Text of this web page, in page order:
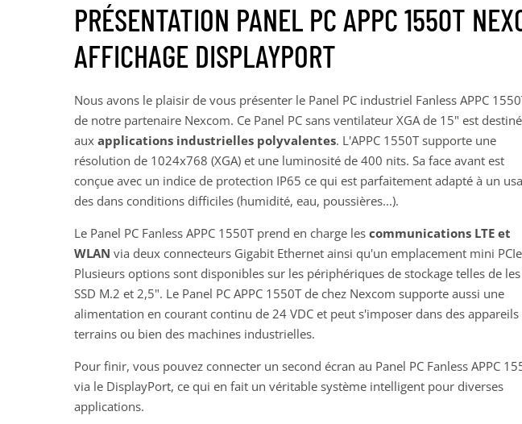
PRÉSENTATION PANEL PC APPC 1550T
AFFICHAGE DISPLAYPORT
Nous avons le plaisir de vous présenter le Panel PC industriel Fanless APPC
de notre partenaire Nexcom. Ce Panel PC sans ventilateur XGA de 15" est destiné
aux applications industrielles polyvalentes. L'APPC 1550T supporte une
résolution de 1024x768 (XGA) et une luminosité de 400 nits. Sa face avant est
conçue avec un indice de protection IP65 ce qui est parfaitement adapté à un
des dans conditions difficiles (humidité, eau, poussières...).
Le Panel PC Fanless APPC 1550T prend en charge les communications LTE et
WLAN via deux connecteurs Gigabit Ethernet ainsi qu'un emplacement mini
Plusieurs options sont disponibles sur les périphériques de stockage telles de les
SSD M.2 et 2,5". Le Panel PC APPC 1550T de chez Nexcom supporte aussi une
alimentation en courant continu de 24 VDC et peut s'imposer dans des appareils
terrains ou bien des machines industrielles.
Pour finir, vous pouvez connecter un second écran au Panel PC Fanless APPC
via le DisplayPort, ce qui en fait un véritable système intelligent pour diverses
applications.